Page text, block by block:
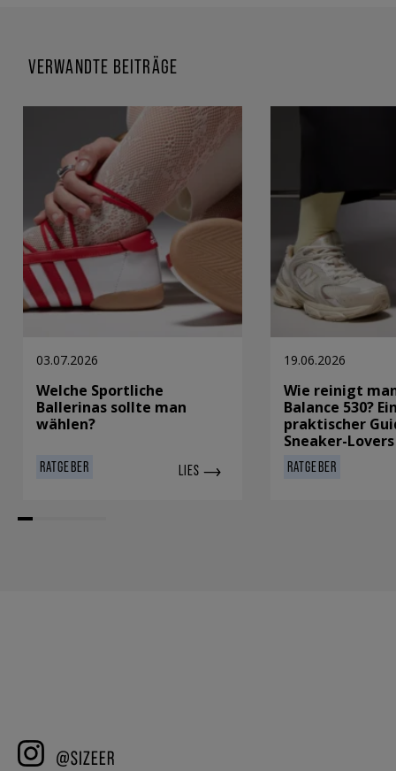
VERWANDTE BEITRÄGE
03.07.2026
Welche Sportliche
Ballerinas sollte man
wählen?
RATGEBER LIES
19.06.2026
Wie reinigt
Balance 530?
praktischer
Sneaker-Lovers
RATGEBER